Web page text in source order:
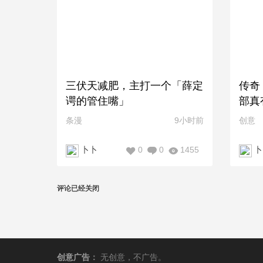
三伏天减肥，主打一个「薛定
谔的管住嘴」
条漫 9小时前
卜卜 1455
0
0
传奇
部真
创意
评论已经关闭
创意广告 ： 无创意，不广告。